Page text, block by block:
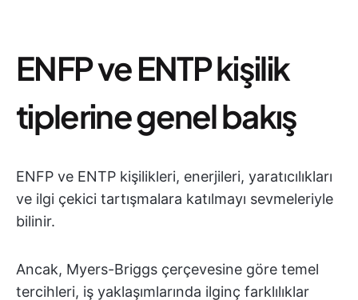
ENFP ve ENTP kişilik
tiplerine genel bakış
ENFP ve ENTP kişilikleri, enerjileri, yaratıcılıkları
ve ilgi çekici tartışmalara katılmayı sevmeleriyle
bilinir.
Ancak, Myers-Briggs çerçevesine göre temel
tercihleri, iş yaklaşımlarında ilginç farklılıklar